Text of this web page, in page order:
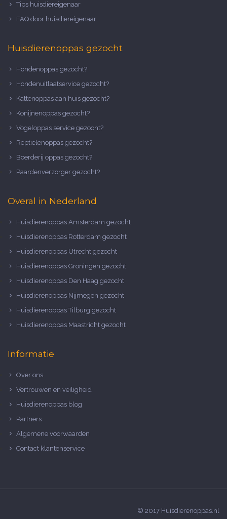
Tips huisdiereigenaar
FAQ door huisdiereigenaar
Huisdierenoppas gezocht
Hondenoppas gezocht?
Hondenuitlaatservice gezocht?
Kattenoppas aan huis gezocht?
Konijnenoppas gezocht?
Vogeloppas service gezocht?
Reptielenoppas gezocht?
Boerderij oppas gezocht?
Paardenverzorger gezocht?
Overal in Nederland
Huisdierenoppas Amsterdam gezocht
Huisdierenoppas Rotterdam gezocht
Huisdierenoppas Utrecht gezocht
Huisdierenoppas Groningen gezocht
Huisdierenoppas Den Haag gezocht
Huisdierenoppas Nijmegen gezocht
Huisdierenoppas Tilburg gezocht
Huisdierenoppas Maastricht gezocht
Informatie
Over ons
Vertrouwen en veiligheid
Huisdierenoppas blog
Partners
Algemene voorwaarden
Contact klantenservice
© 2017 Huisdierenoppas.nl